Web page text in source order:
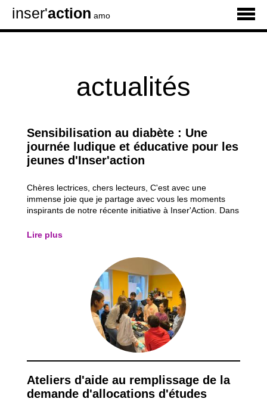
inser'action amo
actualités
Sensibilisation au diabète : Une
journée ludique et éducative pour les
jeunes d'Inser'action
Chères lectrices, chers lecteurs, C'est avec une
immense joie que je partage avec vous les moments
inspirants de notre récente initiative à Inser'Action. Dans
avons organisé une matinée spéciale de sensibilisation
Lire plus
Ateliers d'aide au remplissage de la
demande d'allocations d'études